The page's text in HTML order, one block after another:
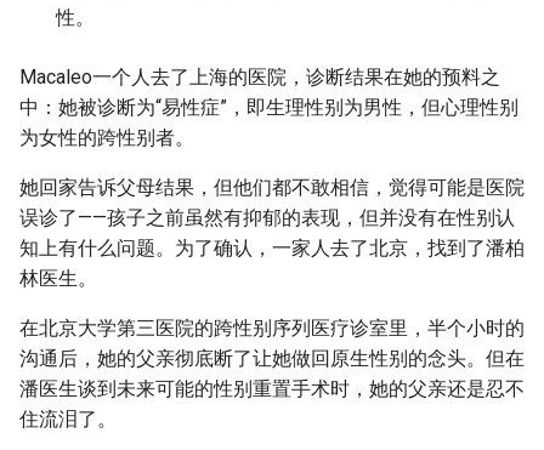
性。
Macaleo一个人去了上海的医院，诊断结果在她的预料之
中：她被诊断为“易性症”，即生理性别为男性，但心理性别
为女性的跨性别者。
她回家告诉父母结果，但他们都不敢相信，觉得可能是医院
误诊了——孩子之前虽然有抑郁的表现，但并没有在性别认
知上有什么问题。为了确认，一家人去了北京，找到了潘柏
林医生。
在北京大学第三医院的跨性别序列医疗诊室里，半个小时的
沟通后，她的父亲彻底断了让她做回原生性别的念头。但在
潘医生谈到未来可能的性别重置手术时，她的父亲还是忍不
住流泪了。